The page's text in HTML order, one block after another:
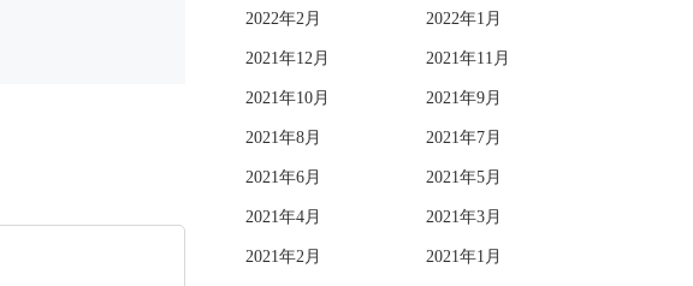
2022年2月 2022年1月
2021年12月 2021年11月
2021年10月 2021年9月
2021年8月 2021年7月
2021年6月 2021年5月
2021年4月 2021年3月
2021年2月 2021年1月